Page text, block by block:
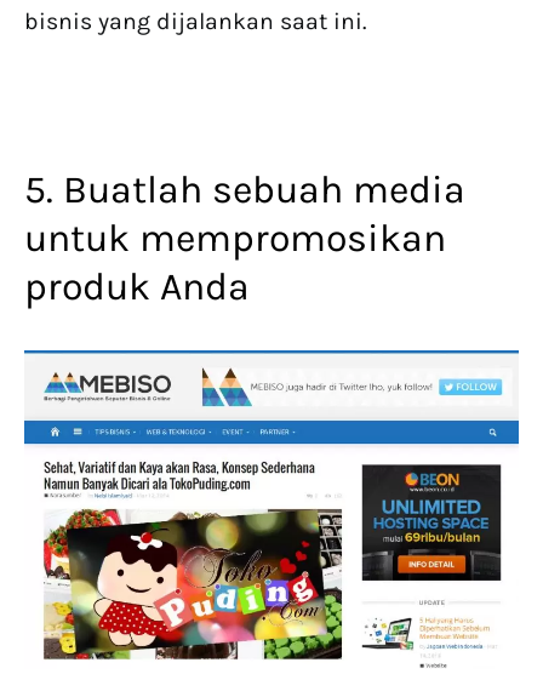
bisnis yang dijalankan saat ini.
5. Buatlah sebuah media
untuk mempromosikan
produk Anda